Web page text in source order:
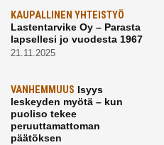
KAUPALLINEN YHTEISTYÖ
Lastentarvike Oy – Parasta
lapsellesi jo vuodesta 1967
21.11.2025
VANHEMMUUS Isyys
leskeyden myötä – kun
puoliso tekee
peruuttamattoman
päätöksen